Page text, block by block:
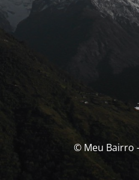
© Meu Bairro